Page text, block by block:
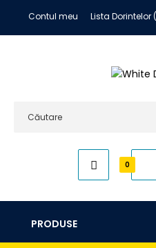
Contul meu Lista Dorintelor
0
PRODUSE